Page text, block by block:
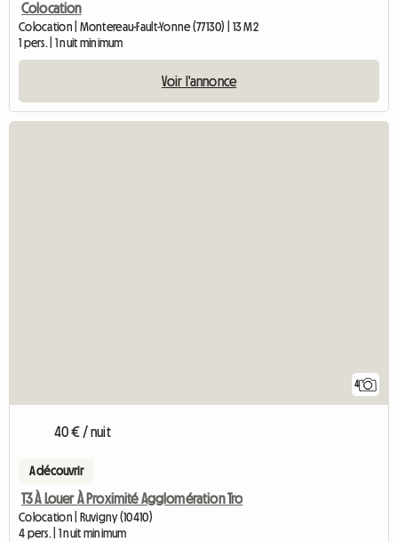
Colocation
Colocation | Montereau-Fault-Yonne (77130) | 13 M2
1 pers. | 1 nuit minimum
Voir l'annonce
4
40 € / nuit
A découvrir
T3 À Louer À Proximité Agglomération Tro
Colocation | Ruvigny (10410)
4 pers. | 1 nuit minimum